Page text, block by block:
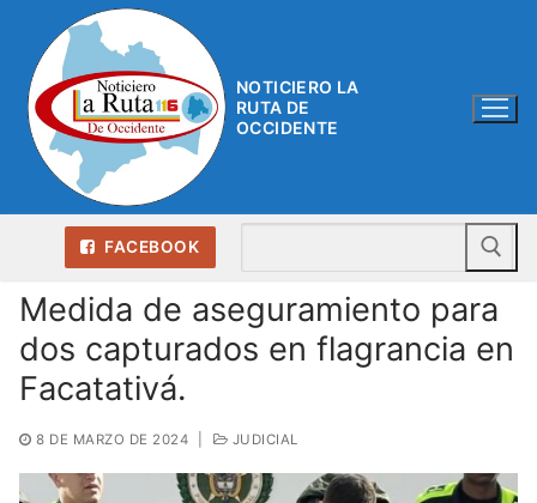
contenido
NOTICIERO LA
RUTA DE
OCCIDENTE
FACEBOOK
Medida de aseguramiento para
dos capturados en flagrancia en
Facatativá.
8 DE MARZO DE 2024 JUDICIAL